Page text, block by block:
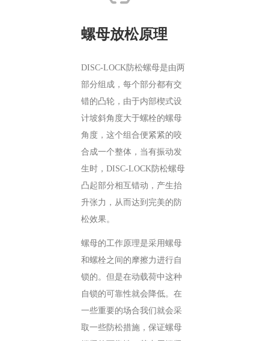
螺母放松原理
DISC-LOCK防松螺母是由两
部分组成，每个部分都有交
错的凸轮，由于内部楔式设
计坡斜角度大于螺栓的螺母
角度，这个组合便紧紧的咬
合成一个整体，当有振动发
生时，DISC-LOCK防松螺母
凸起部分相互错动，产生抬
升张力，从而达到完美的防
松效果。
螺母的工作原理是采用螺母
和螺栓之间的摩擦力进行自
锁的。但是在动载荷中这种
自锁的可靠性就会降低。在
一些重要的场合我们就会采
取一些防松措施，保证螺母